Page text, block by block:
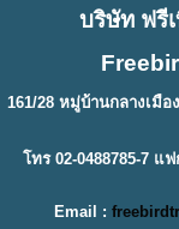
บริษัท ฟรี
161/28 หมู่บ้านกลางเมื
โทร 02-0488785-7 แ
Email :